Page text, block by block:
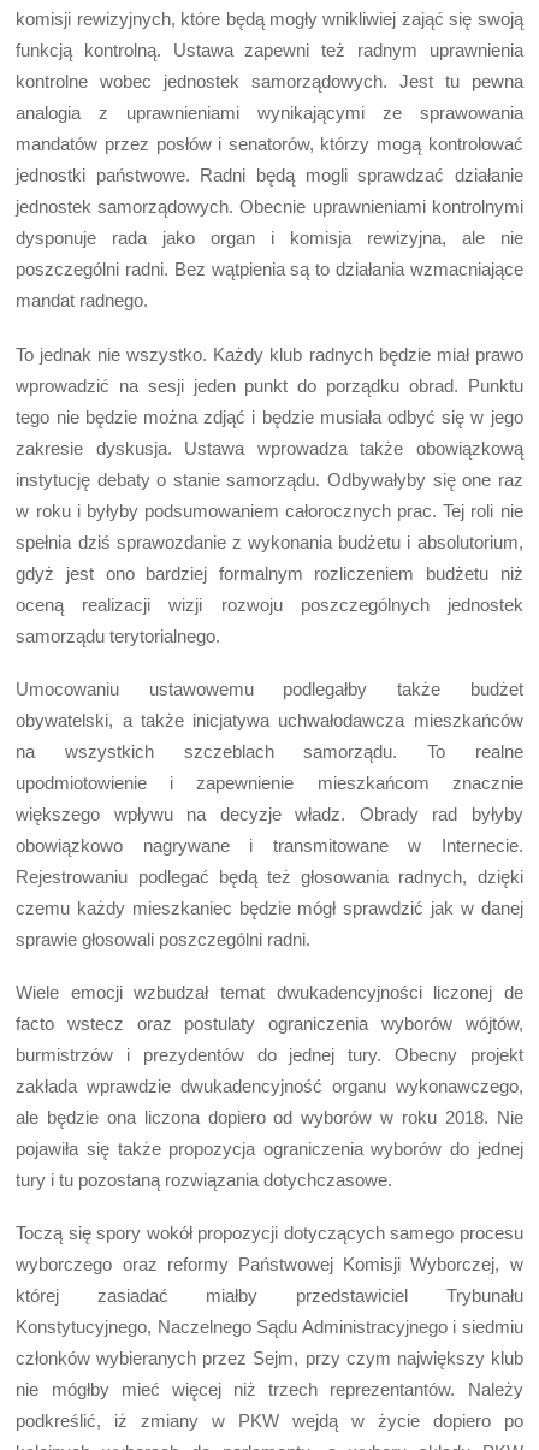
komisji rewizyjnych, które będą mogły wnikliwiej zająć się swoją
funkcją kontrolną. Ustawa zapewni też radnym uprawnienia
kontrolne wobec jednostek samorządowych. Jest tu pewna
analogia z uprawnieniami wynikającymi ze sprawowania
mandatów przez posłów i senatorów, którzy mogą kontrolować
jednostki państwowe. Radni będą mogli sprawdzać działanie
jednostek samorządowych. Obecnie uprawnieniami kontrolnymi
dysponuje rada jako organ i komisja rewizyjna, ale nie
poszczególni radni. Bez wątpienia są to działania wzmacniające
mandat radnego.
To jednak nie wszystko. Każdy klub radnych będzie miał prawo
wprowadzić na sesji jeden punkt do porządku obrad. Punktu
tego nie będzie można zdjąć i będzie musiała odbyć się w jego
zakresie dyskusja. Ustawa wprowadza także obowiązkową
instytucję debaty o stanie samorządu. Odbywałyby się one raz
w roku i byłyby podsumowaniem całorocznych prac. Tej roli nie
spełnia dziś sprawozdanie z wykonania budżetu i absolutorium,
gdyż jest ono bardziej formalnym rozliczeniem budżetu niż
oceną realizacji wizji rozwoju poszczególnych jednostek
samorządu terytorialnego.
Umocowaniu ustawowemu podlegałby także budżet
obywatelski, a także inicjatywa uchwałodawcza mieszkańców
na wszystkich szczeblach samorządu. To realne
upodmiotowienie i zapewnienie mieszkańcom znacznie
większego wpływu na decyzje władz. Obrady rad byłyby
obowiązkowo nagrywane i transmitowane w Internecie.
Rejestrowaniu podlegać będą też głosowania radnych, dzięki
czemu każdy mieszkaniec będzie mógł sprawdzić jak w danej
sprawie głosowali poszczególni radni.
Wiele emocji wzbudzał temat dwukadencyjności liczonej de
facto wstecz oraz postulaty ograniczenia wyborów wójtów,
burmistrzów i prezydentów do jednej tury. Obecny projekt
zakłada wprawdzie dwukadencyjność organu wykonawczego,
ale będzie ona liczona dopiero od wyborów w roku 2018. Nie
pojawiła się także propozycja ograniczenia wyborów do jednej
tury i tu pozostaną rozwiązania dotychczasowe.
Toczą się spory wokół propozycji dotyczących samego procesu
wyborczego oraz reformy Państwowej Komisji Wyborczej, w
której zasiadać miałby przedstawiciel Trybunału
Konstytucyjnego, Naczelnego Sądu Administracyjnego i siedmiu
członków wybieranych przez Sejm, przy czym największy klub
nie mógłby mieć więcej niż trzech reprezentantów. Należy
podkreślić, iż zmiany w PKW wejdą w życie dopiero po